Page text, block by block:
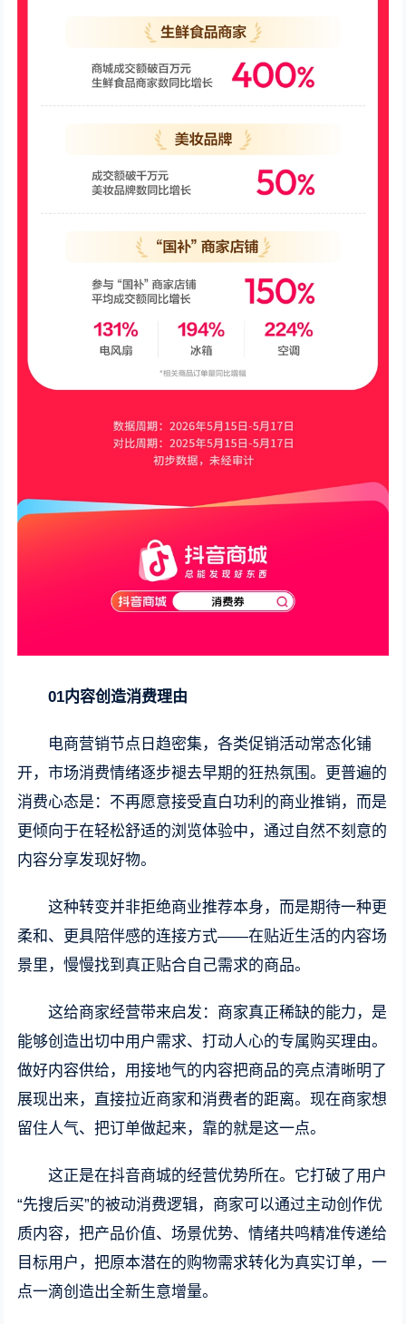
01内容创造消费理由
电商营销节点日趋密集，各类促销活动常态化铺
开，市场消费情绪逐步褪去早期的狂热氛围。更普遍的
消费心态是：不再愿意接受直白功利的商业推销，而是
更倾向于在轻松舒适的浏览体验中，通过自然不刻意的
内容分享发现好物。
这种转变并非拒绝商业推荐本身，而是期待一种更
柔和、更具陪伴感的连接方式——在贴近生活的内容场
景里，慢慢找到真正贴合自己需求的商品。
这给商家经营带来启发：商家真正稀缺的能力，是
能够创造出切中用户需求、打动人心的专属购买理由。
做好内容供给，用接地气的内容把商品的亮点清晰明了
展现出来，直接拉近商家和消费者的距离。现在商家想
留住人气、把订单做起来，靠的就是这一点。
这正是在抖音商城的经营优势所在。它打破了用户
“先搜后买”的被动消费逻辑，商家可以通过主动创作优
质内容，把产品价值、场景优势、情绪共鸣精准传递给
目标用户，把原本潜在的购物需求转化为真实订单，一
点一滴创造出全新生意增量。